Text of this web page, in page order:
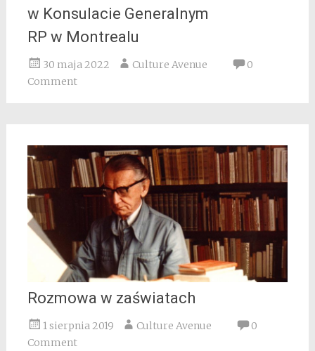
w Konsulacie Generalnym
RP w Montrealu
30 maja 2022 Culture Avenue
0
Comment
Rozmowa w zaświatach
1 sierpnia 2019 Culture Avenue
0
Comment